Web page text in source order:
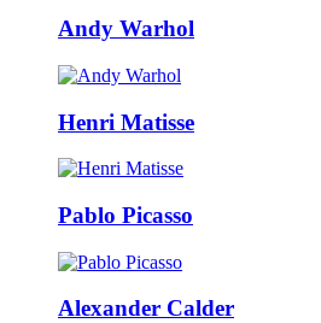
Andy Warhol
Henri Matisse
Pablo Picasso
Alexander Calder